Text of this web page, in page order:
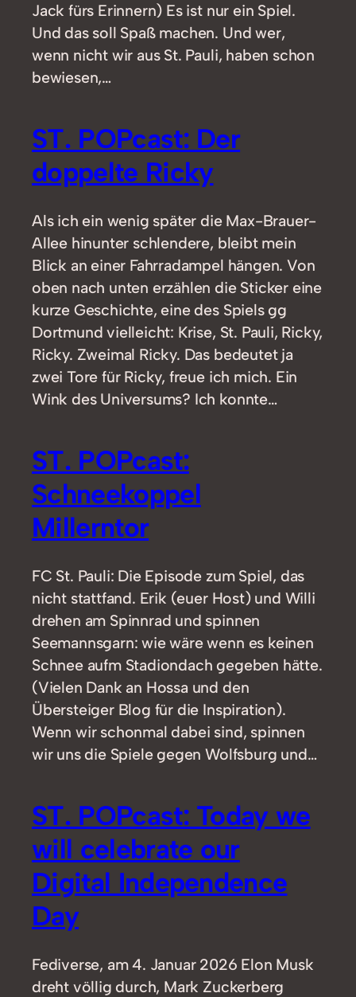
Jack fürs Erinnern) Es ist nur ein Spiel.
Und das soll Spaß machen. Und wer,
wenn nicht wir aus St. Pauli, haben schon
bewiesen,…
ST. POPcast: Der
doppelte Ricky
Als ich ein wenig später die Max-Brauer-
Allee hinunter schlendere, bleibt mein
Blick an einer Fahrradampel hängen. Von
oben nach unten erzählen die Sticker eine
kurze Geschichte, eine des Spiels gg
Dortmund vielleicht: Krise, St. Pauli, Ricky,
Ricky. Zweimal Ricky. Das bedeutet ja
zwei Tore für Ricky, freue ich mich. Ein
Wink des Universums? Ich konnte…
ST. POPcast:
Schneekoppel
Millerntor
FC St. Pauli: Die Episode zum Spiel, das
nicht stattfand. Erik (euer Host) und Willi
drehen am Spinnrad und spinnen
Seemannsgarn: wie wäre wenn es keinen
Schnee aufm Stadiondach gegeben hätte.
(Vielen Dank an Hossa und den
Übersteiger Blog für die Inspiration).
Wenn wir schonmal dabei sind, spinnen
wir uns die Spiele gegen Wolfsburg und…
ST. POPcast: Today we
will celebrate our
Digital Independence
Day
Fediverse, am 4. Januar 2026 Elon Musk
dreht völlig durch, Mark Zuckerberg